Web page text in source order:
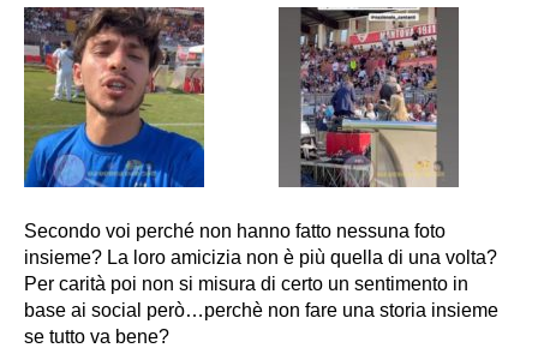
Secondo voi perché non hanno fatto nessuna foto
insieme? La loro amicizia non è più quella di una volta?
Per carità poi non si misura di certo un sentimento in
base ai social però…perchè non fare una storia insieme
se tutto va bene?